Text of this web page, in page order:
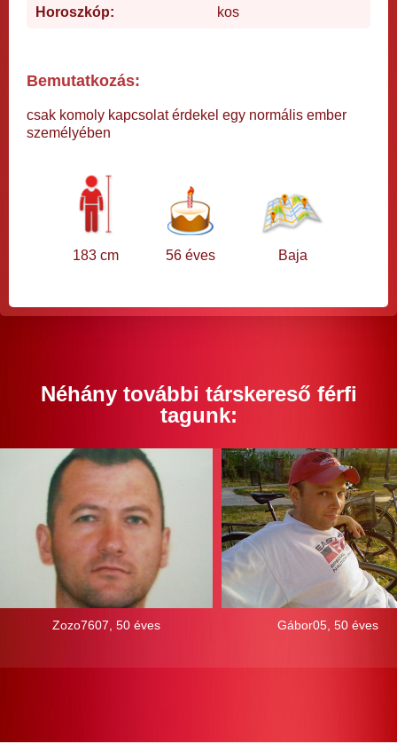
Horoszkóp: kos
Bemutatkozás:
csak komoly kapcsolat érdekel egy normális ember
személyében
183 cm 56 éves Baja
Néhány további társkereső férfi
tagunk:
Zozo7607, 50 éves Gábor05, 50 éves